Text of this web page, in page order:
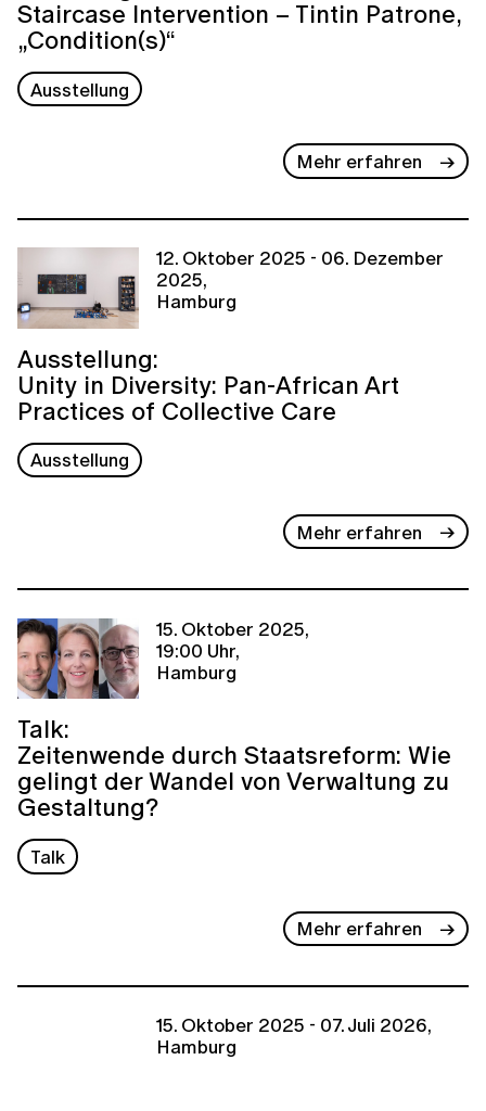
Staircase Intervention – Tintin Patrone,
„Condition(s)“
Ausstellung
Mehr erfahren
12. Oktober 2025 - 06. Dezember
2025,
Hamburg
Ausstellung:
Unity in Diversity: Pan-African Art
Practices of Collective Care
Ausstellung
Mehr erfahren
15. Oktober 2025,
19:00 Uhr,
Hamburg
Talk:
Zeitenwende durch Staatsreform: Wie
gelingt der Wandel von Verwaltung zu
Gestaltung?
Talk
Mehr erfahren
15. Oktober 2025 - 07. Juli 2026,
Hamburg